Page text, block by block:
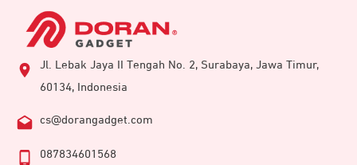
Jl. Lebak Jaya II Tengah No. 2, Surabaya, Jawa Timur,
60134, Indonesia
cs@dorangadget.com
087834601568